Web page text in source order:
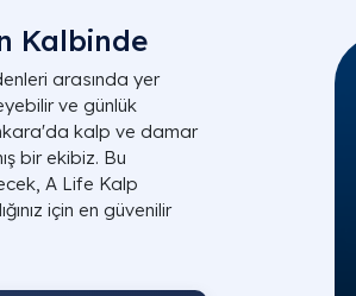
Kalbinde
arasında yer
ve günlük
kalp ve damar
bir ekibiz. Bu
A Life Kalp
için en güvenilir